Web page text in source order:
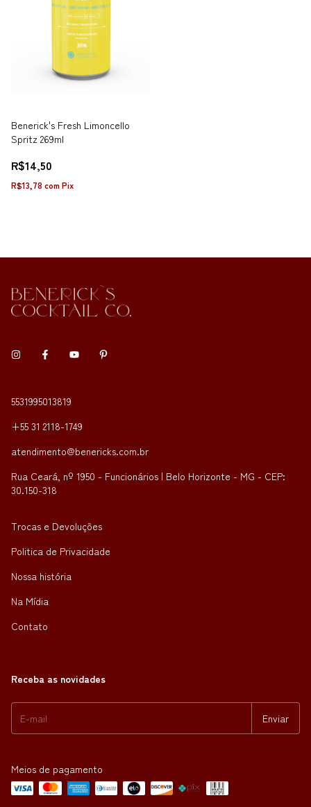
Benerick's Fresh Limoncello
Spritz 269ml
R$14,50
R$13,78 com Pix
5531995013819
+55 31 2118-1749
atendimento@benericks.com.br
Rua Ceará, nº 1950 - Funcionários | Belo Horizonte - MG - CEP:
30.150-318
Trocas e Devoluções
Politica de Privacidade
Nossa história
Na Mídia
Contato
Receba as novidades
Meios de pagamento